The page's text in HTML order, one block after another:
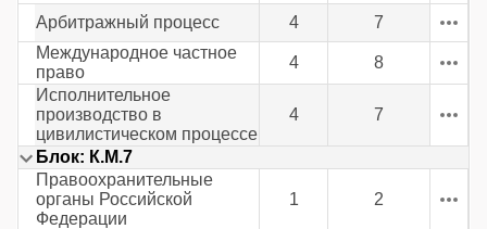
Арбитражный процесс 4
7
Международное частное
право
4
8
Исполнительное
производство в
цивилистическом процессе
4 7
Блок: К.М.7
Правоохранительные
органы Российской
Федерации
1 2